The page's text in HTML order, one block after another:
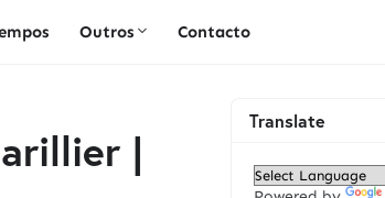
Outros Contacto
|
Translate